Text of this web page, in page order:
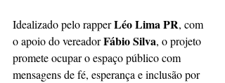
Idealizado pelo rapper Léo Lima PR, com
o apoio do vereador Fábio Silva, o projeto
promete ocupar o espaço público com
mensagens de fé, esperança e inclusão por